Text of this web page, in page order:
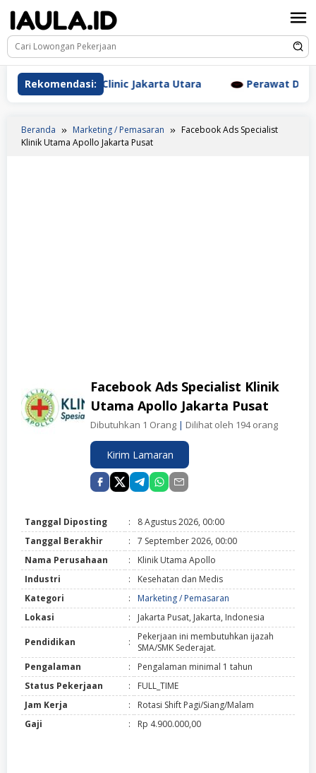
konten
Rekomendasi:
Aesthetic Clinic Jakarta Utara Perawat Dr. Triyanti
Beranda Marketing / Pemasaran
Facebook Ads Specialist
Klinik Utama Apollo Jakarta Pusat
Facebook Ads Specialist Klinik
Utama Apollo Jakarta Pusat
Dibutuhkan 1 Orang | Dilihat oleh 194 orang
Kirim Lamaran
Tanggal Diposting :
8 Agustus 2026, 00:00
Tanggal Berakhir
:
7 September 2026, 00:00
Nama Perusahaan
:
Klinik Utama Apollo
Industri
:
Kesehatan dan Medis
Kategori
:
Marketing / Pemasaran
Lokasi
: Jakarta Pusat, Jakarta, Indonesia
Pendidikan :
Pekerjaan ini membutuhkan ijazah
SMA/SMK Sederajat.
Pengalaman
:
Pengalaman minimal 1 tahun
Status Pekerjaan
:
FULL_TIME
Jam Kerja
:
Rotasi Shift Pagi/Siang/Malam
Gaji
: Rp 4.900.000,00